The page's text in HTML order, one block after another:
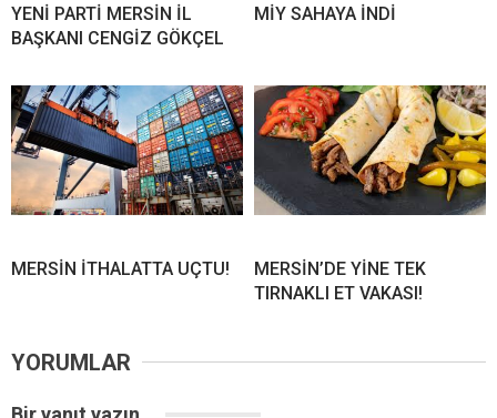
YENİ PARTİ MERSİN İL
BAŞKANI CENGİZ GÖKÇEL
MİY SAHAYA İNDİ
MERSİN İTHALATTA UÇTU!
MERSİN’DE YİNE TEK
TIRNAKLI ET VAKASI!
YORUMLAR